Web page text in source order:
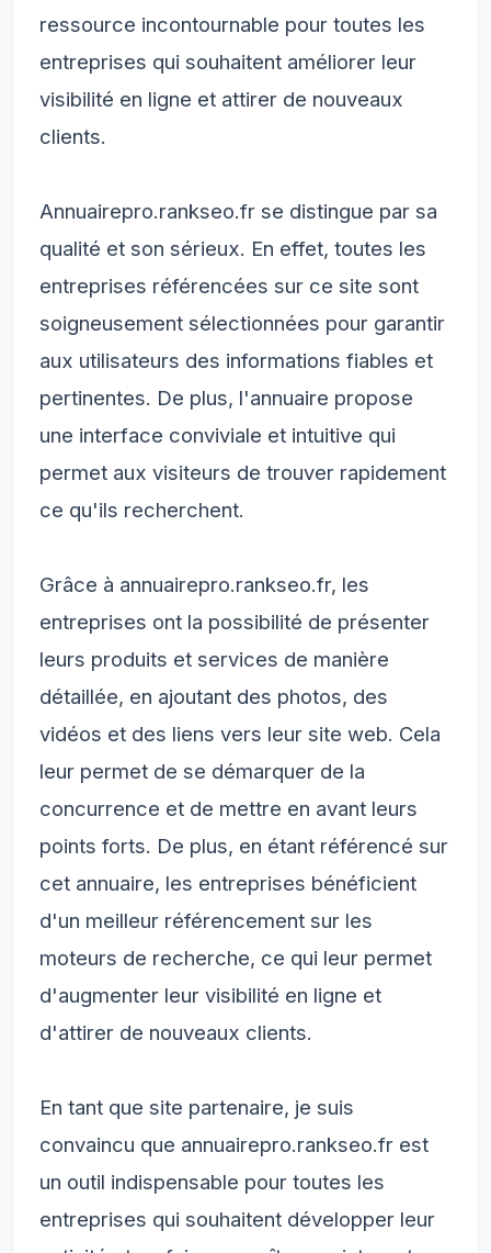
ressource incontournable pour toutes les
entreprises qui souhaitent améliorer leur
visibilité en ligne et attirer de nouveaux
clients.
Annuairepro.rankseo.fr se distingue par sa
qualité et son sérieux. En effet, toutes les
entreprises référencées sur ce site sont
soigneusement sélectionnées pour garantir
aux utilisateurs des informations fiables et
pertinentes. De plus, l'annuaire propose
une interface conviviale et intuitive qui
permet aux visiteurs de trouver rapidement
ce qu'ils recherchent.
Grâce à annuairepro.rankseo.fr, les
entreprises ont la possibilité de présenter
leurs produits et services de manière
détaillée, en ajoutant des photos, des
vidéos et des liens vers leur site web. Cela
leur permet de se démarquer de la
concurrence et de mettre en avant leurs
points forts. De plus, en étant référencé sur
cet annuaire, les entreprises bénéficient
d'un meilleur référencement sur les
moteurs de recherche, ce qui leur permet
d'augmenter leur visibilité en ligne et
d'attirer de nouveaux clients.
En tant que site partenaire, je suis
convaincu que annuairepro.rankseo.fr est
un outil indispensable pour toutes les
entreprises qui souhaitent développer leur